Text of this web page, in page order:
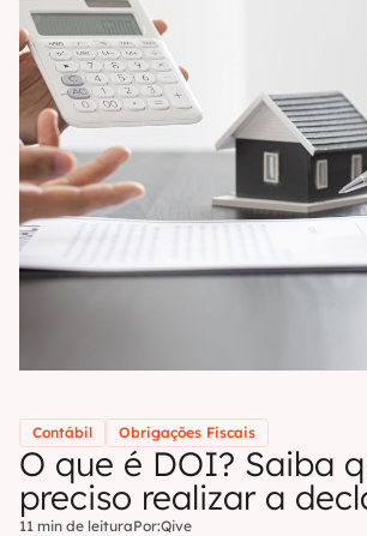
Contábil Obrigações Fiscais
O que é DOI? Saiba
preciso realizar a
11 min de leituraPor:Qive